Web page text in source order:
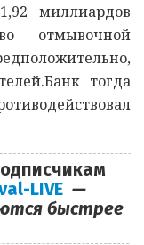
миллиардов
отмывочной
тогда
LIVE —
быстрее